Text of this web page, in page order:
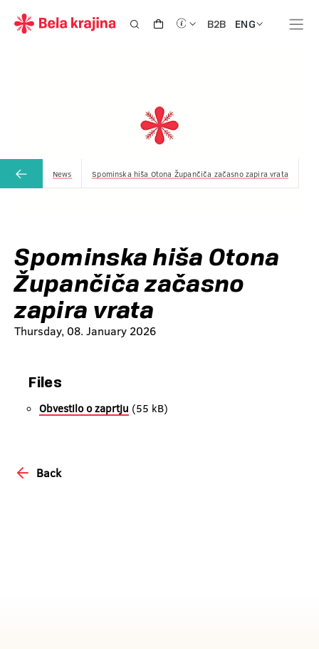
B2B ENG
News Spominska hiša Otona Župančiča začasno zapira vrata
Spominska hiša Otona
Župančiča začasno
zapira vrata
Thursday, 08. January 2026
Files
Obvestilo o zaprtju (55 kB)
Back